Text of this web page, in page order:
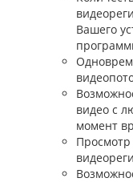
Вашего
видео с
момент
Просмотр